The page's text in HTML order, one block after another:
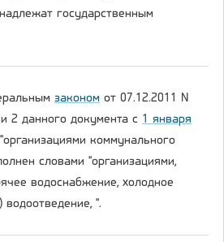
государственным
законом от 07.12.2011 N
2 данного документа с 1 января
коммунального
словами "организациями,
водоснабжение, холодное
".